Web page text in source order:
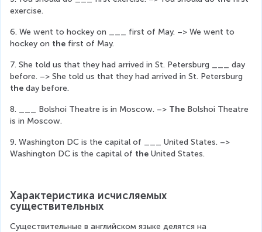
exercise.
6. We went to hockey on ___ first of May. –> We went to
hockey on the first of May.
7. She told us that they had arrived in St. Petersburg ___ day
before. –> She told us that they had arrived in St. Petersburg
the day before.
8. ___ Bolshoi Theatre is in Moscow. –> The Bolshoi Theatre
is in Moscow.
9. Washington DC is the capital of ___ United States. –>
Washington DC is the capital of the United States.
Характеристика исчисляемых
существительных
Существительные в английском языке делятся на